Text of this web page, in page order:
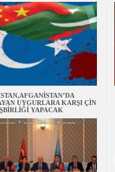
UYGURLARA KARŞI ÇİN
YAPACAK